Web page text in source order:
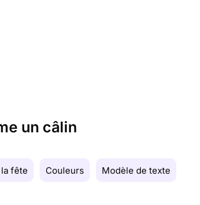
un câlin
fête Couleurs Modèle de texte